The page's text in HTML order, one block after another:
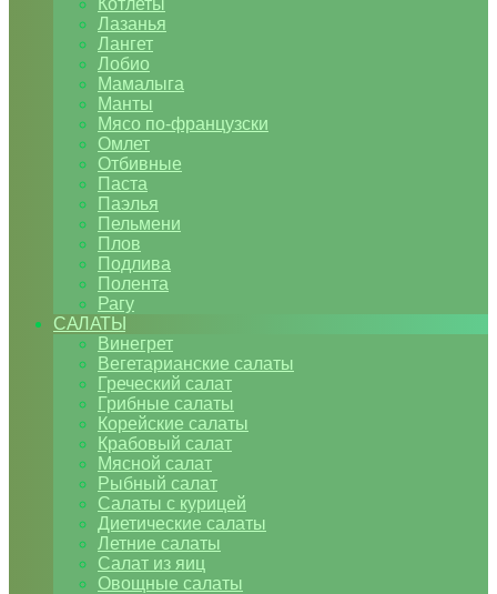
Котлеты
Лазанья
Лангет
Лобио
Мамалыга
Манты
Мясо по-французски
Омлет
Отбивные
Паста
Паэлья
Пельмени
Плов
Подлива
Полента
Рагу
САЛАТЫ
Винегрет
Вегетарианские салаты
Греческий салат
Грибные салаты
Корейские салаты
Крабовый салат
Мясной салат
Рыбный салат
Салаты с курицей
Диетические салаты
Летние салаты
Салат из яиц
Овощные салаты